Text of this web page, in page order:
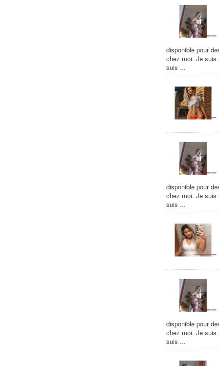
disponible pour
chez moi. Je suis
suis ...
disponible pour
chez moi. Je suis
suis ...
disponible pour
chez moi. Je suis
suis ...